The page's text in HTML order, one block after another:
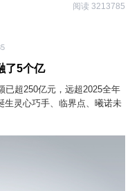
阅读 3213785
了5个亿
超250亿元，远超2025全年
灵心巧手、临界点、曦诺未